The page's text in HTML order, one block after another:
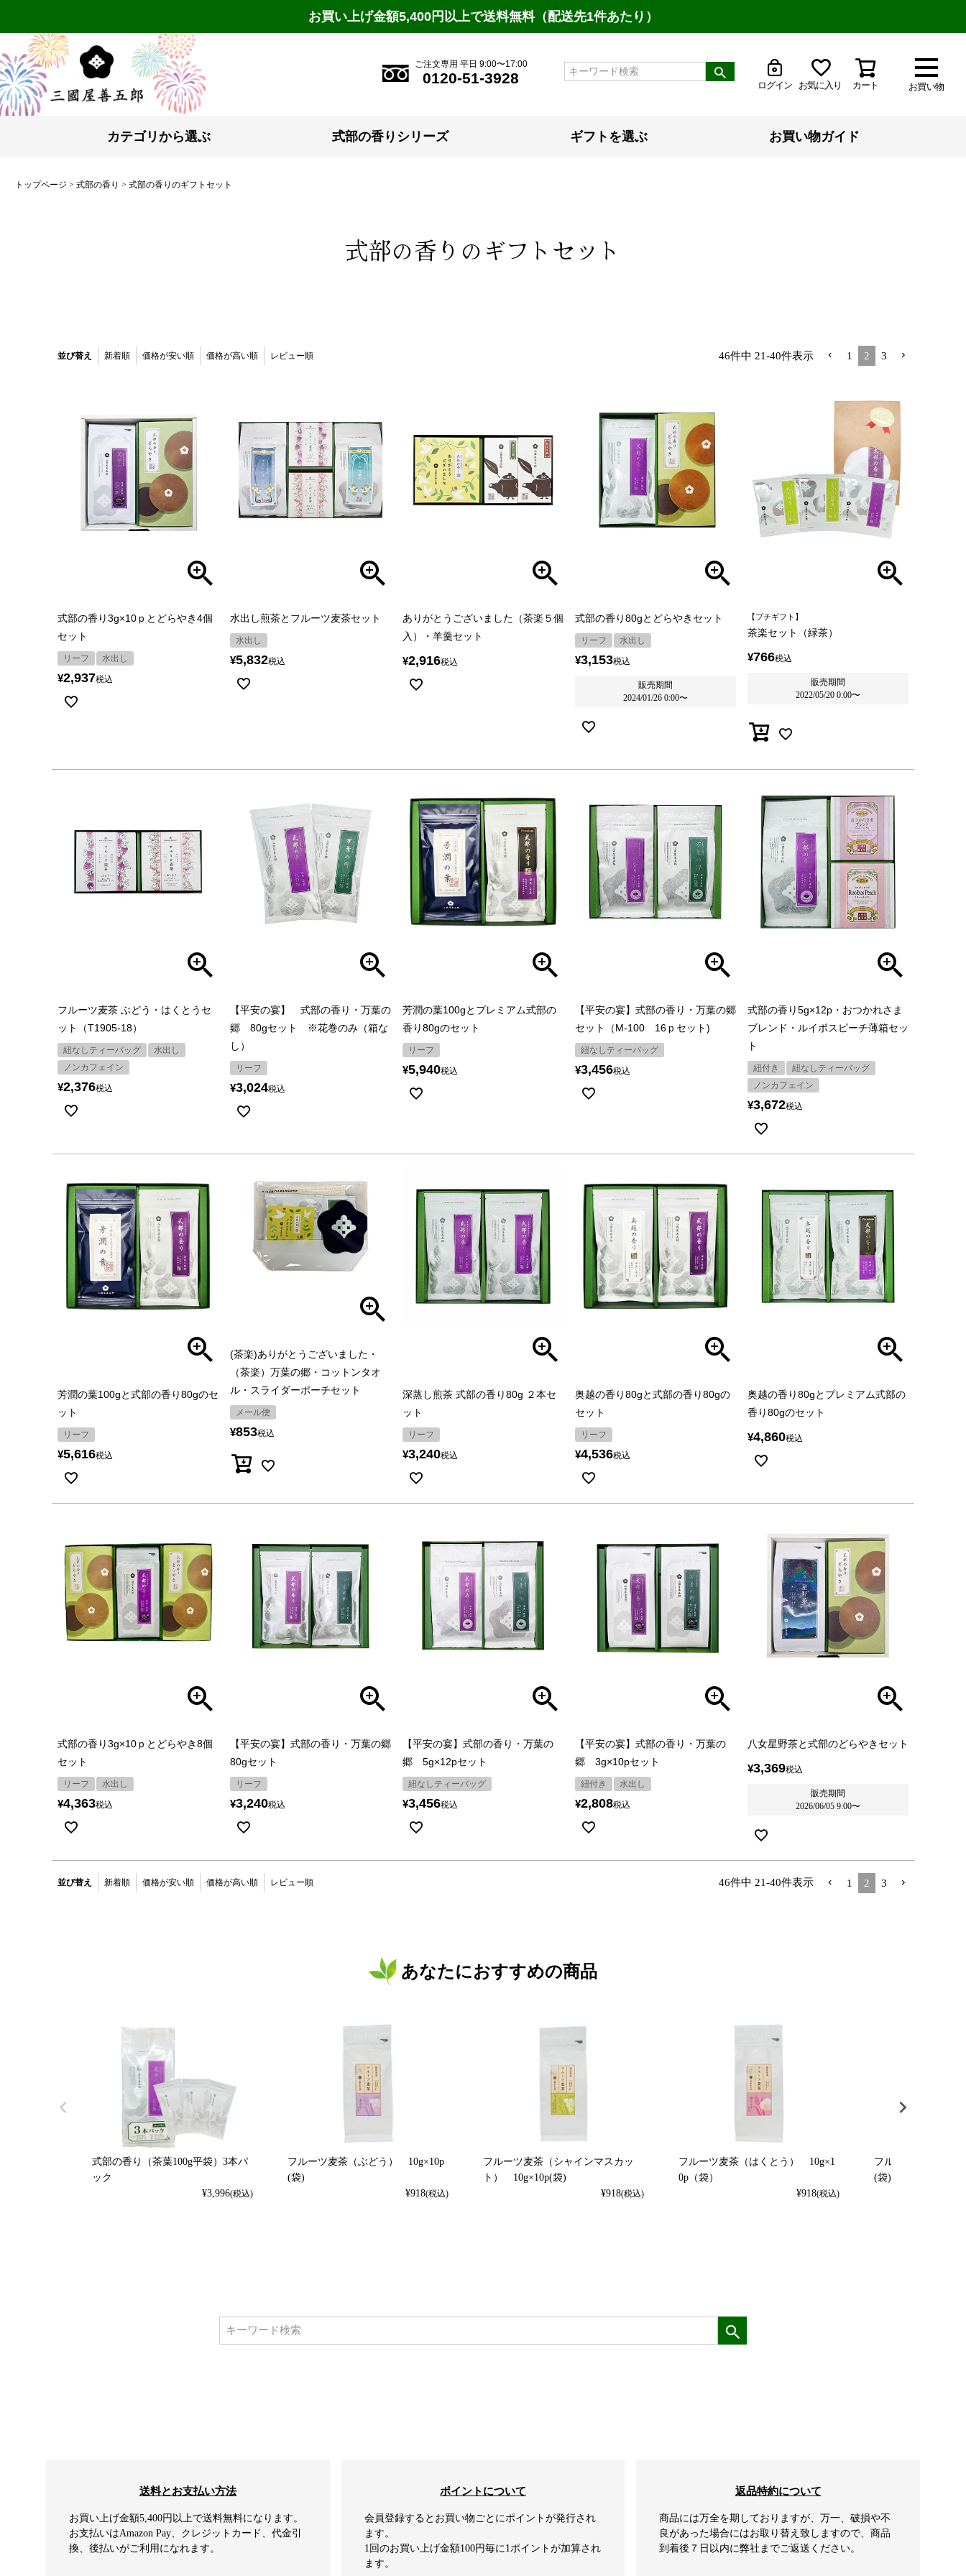
お買い上げ金額5,400円以上で送料無料（配送先1件あたり）
お買い物
ご注文専用 平日 9:00〜17:00
0120-51-3928 ログイン お気に入り カート
カテゴリから選ぶ 式部の香りシリーズ ギフトを選ぶ お買い物ガイド
トップページ 式部の香り 式部の香りのギフトセット
式部の香りのギフトセット
並び替え 新着順 価格が安い順 価格が高い順 レビュー順 46件中 21-40件表示 1 2 3
式部の香り3g×10ｐとどらやき4個
セット
リーフ 水出し
¥2,937税込
水出し煎茶とフルーツ麦茶セット
水出し
¥5,832税込
ありがとうございました（茶楽５個
入）・羊羹セット
¥2,916税込
式部の香り80gとどらやきセット
リーフ 水出し
¥3,153税込
販売期間
2024/01/26 0:00〜
【プチギフト】
茶楽セット（緑茶）
¥766税込
販売期間
2022/05/20 0:00〜
フルーツ麦茶 ぶどう・はくとうセ
ット（T1905-18）
紐なしティーバッグ
水出し
ノンカフェイン
¥2,376税込
【平安の宴】 式部の香り・万葉の
郷 80gセット ※花巻のみ（箱な
し）
リーフ
¥3,024税込
芳潤の葉100gとプレミアム式部の
香り80gのセット
リーフ
¥5,940税込
【平安の宴】式部の香り・万葉の郷
セット（M-100 16ｐセット)
紐なしティーバッグ
¥3,456税込
式部の香り5g×12p・おつかれさま
ブレンド・ルイボスピーチ薄箱セッ
ト
紐付き
紐なしティーバッグ
ノンカフェイン
¥3,672税込
芳潤の葉100gと式部の香り80gのセ
ット
リーフ
¥5,616税込
(茶楽)ありがとうございました・
（茶楽）万葉の郷・コットンタオ
ル・スライダーポーチセット
メール便
¥853税込
深蒸し煎茶 式部の香り80g ２本セ
ット
リーフ
¥3,240税込
奥越の香り80gと式部の香り80gの
セット
リーフ
¥4,536税込
奥越の香り80gとプレミアム式部の
香り80gのセット
¥4,860税込
式部の香り3g×10ｐとどらやき8個
セット
リーフ 水出し
¥4,363税込
【平安の宴】式部の香り・万葉の郷
80gセット
リーフ
¥3,240税込
【平安の宴】式部の香り・万葉の
郷 5g×12pセット
紐なしティーバッグ
¥3,456税込
【平安の宴】式部の香り・万葉の
郷 3g×10pセット
紐付き 水出し
¥2,808税込
八女星野茶と式部のどらやきセット
¥3,369税込
販売期間
2026/06/05 9:00〜
並び替え 新着順 価格が安い順 価格が高い順 レビュー順 46件中 21-40件表示 1 2 3
あなたにおすすめの商品
式部の香り（茶葉100g平袋）3本パ
ック
¥3,996(税込)
フルーツ麦茶（ぶどう） 10g×10p
(袋)
¥918(税込)
フルーツ麦茶（シャインマスカッ
ト） 10g×10p(袋)
¥918(税込)
フルーツ麦茶（はくとう） 10g×1
0p（袋）
¥918(税込)
フルーツ麦茶（れ
(袋)
送料とお支払い方法
お買い上げ金額5,400円以上で送料無料になります。
お支払いはAmazon Pay、クレジットカード、代金引
換、後払いがご利用になれます。
ポイントについて
会員登録するとお買い物ごとにポイントが発行され
ます。
1回のお買い上げ金額100円毎に1ポイントが加算され
ます。
返品特約について
商品には万全を期しておりますが、万一、破損や不
良があった場合にはお取り替え致しますので、商品
到着後７日以内に弊社までご返送ください。